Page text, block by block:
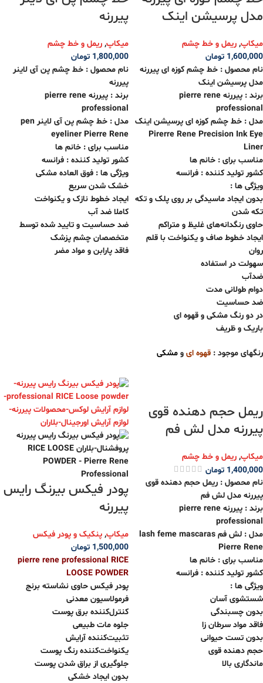
مدل پرسیشن اینک
میکاپ, ریمل و خط چشم
1,600,000 تومان
نام محصول : خط چشم کوزه ای پیررنه
مدل پرسیشن اینک
برند : پیررنه pierre rene
professional
مدل : خط چشم کوزه ای پرسیشن اینک
Pirerre Rene Precision Ink Eye
Liner
مناسب برای : خانم ها
کشور تولید کننده : فرانسه
ویژگی ها :
بدون ایجاد ماسیدگی بر روی پلک و تکه
تکه شدن
حاوی رنگدانه‌های غلیظ و متراکم
ایجاد خطوط صاف و یکنواخت با قلم
روان
سهولت در استفاده
ضدآب
دوام طولانی مدت
ضد حساسیت
در دو رنگ مشکی و قهوه ای
باریک و ظریف
رنگهای موجود : قهوه ای و مشکی
پیررنه
میکاپ, ریمل و خط چشم
1,800,000 تومان
نام محصول : خط چشم پن آی لاینر
پیررنه
برند : پیررنه pierre rene
professional
مدل : خط چشم پن آی لاینر pen
eyeliner Pierre Rene
مناسب برای : خانم ها
کشور تولید کننده : فرانسه
ویژگی ها : فوق العاده مشکی
خشک شدن سریع
ایجاد خطوط نازک و یکنواخت
کاملا ضد آب
ضد حساسیت و تایید شده توسط
متخصصان چشم پزشک
فاقد پارابن و مواد مضر
ریمل حجم دهنده قوی
پیررنه مدل لش فم
میکاپ, ریمل و خط چشم
1,400,000 تومان
نام محصول : ریمل حجم دهنده قوی
پیررنه مدل لش فم
برند : پیررنه pierre rene
professional
مدل : لش فم lash feme mascaras
Pierre Rene
مناسب برای : خانم ها
کشور تولید کننده : فرانسه
ویژگی ها :
شستشوی آسان
بدون چسبندگی
فاقد مواد سرطان زا
بدون تست حیوانی
حجم دهنده قوی
ماندگاری بالا
پودر فیکس بیرنگ رایس
پیررنه
میکاپ, پنکیک و پودر فیکس
1,500,000 تومان
pierre rene professional RICE
LOOSE POWDER
پودر فیکس حاوی نشاسته برنج
فرمولاسیون معدنی
کنترل‌کننده برق پوست
جلوه مات طبیعی
تثبیت‌کننده آرایش
یکنواخت‌کننده رنگ پوست
جلوگیری از براق شدن پوست
بدون ایجاد خشکی